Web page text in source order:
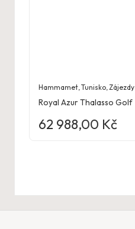
Hammamet ,Tunisko Zájezdy
Royal Azur Thalasso Golf
62 988,00 Kč